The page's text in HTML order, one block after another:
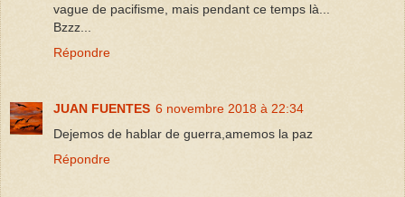
vague de pacifisme, mais pendant ce temps là...
Bzzz...
Répondre
JUAN FUENTES 6 novembre 2018 à 22:34
Dejemos de hablar de guerra,amemos la paz
Répondre